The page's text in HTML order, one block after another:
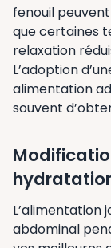
fenouil
que certaines
relaxation
L’adoption
alimentation
souvent
L’alimentation
abdominal